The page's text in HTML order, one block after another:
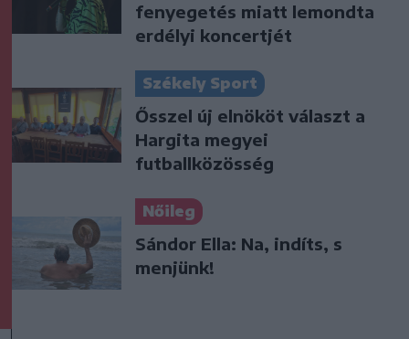
fenyegetés miatt lemondta
erdélyi koncertjét
Székely Sport
Ősszel új elnököt választ a
Hargita megyei
futballközösség
Nőileg
Sándor Ella: Na, indíts, s
menjünk!